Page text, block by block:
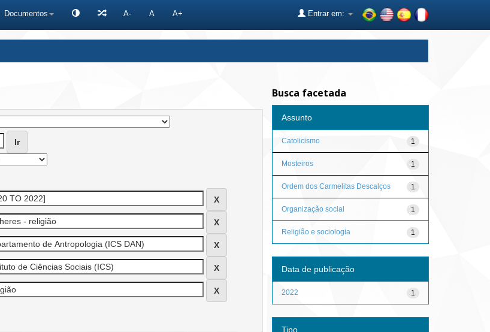
Documentos A- A A+ Entrar em:
Busca facetada
Assunto
1
Catolicismo
1
Mosteiros
1
Ordem dos Carmelitas Descalços
1
Organização social
1
Religião e sociologia
Data de publicação
1
2022
Tipo